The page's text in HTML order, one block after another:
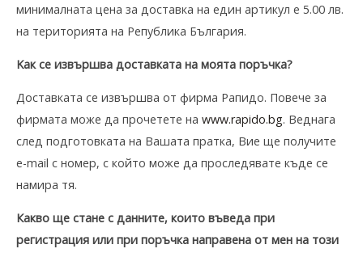
минималната цена за доставка на един артикул е 5.00 лв.
на територията на Република България.
Kaк се извършва доставката на моята поръчка?
Доставката се извършва от фирма Рапидо. Повече за
фирмата може да прочетете на www.rapido.bg. Веднага
след подготовката на Вашата пратка, Вие ще получите
е-mail с номер, с който може да проследявате къде се
намира тя.
Какво ще стане с данните, които въведа при
регистрация или при поръчка направена от мен на този